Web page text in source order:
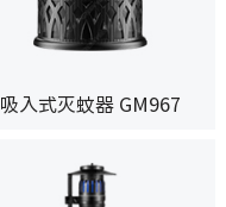
吸入式灭蚊器 GM967